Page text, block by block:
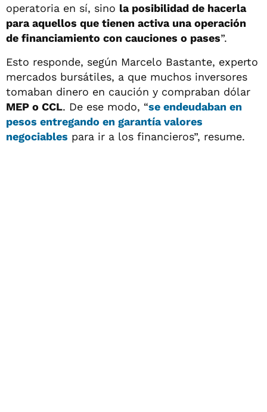
operatoria en sí, sino la posibilidad de hacerla
para aquellos que tienen activa una operación
de financiamiento con cauciones o pases”.
Esto responde, según Marcelo Bastante, experto
mercados bursátiles, a que muchos inversores
tomaban dinero en caución y compraban dólar
MEP o CCL. De ese modo, “se endeudaban en
pesos entregando en garantía valores
negociables para ir a los financieros”, resume.